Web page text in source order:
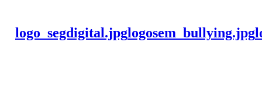
logo_segdigital.jpglogosem_bullying.jpg